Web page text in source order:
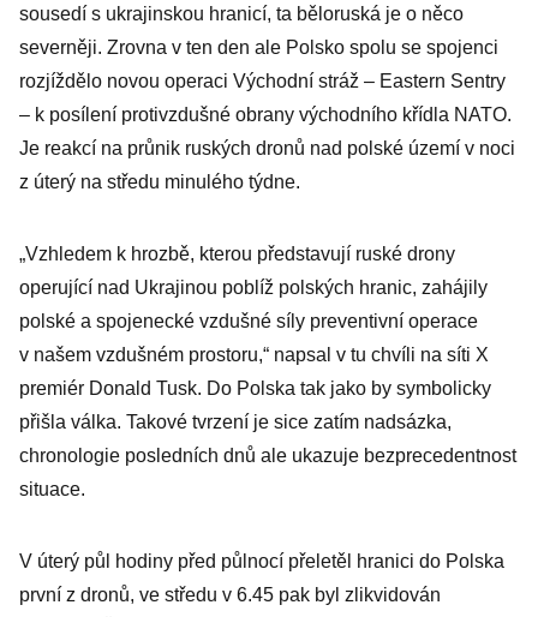
sousedí s ukrajinskou hranicí, ta běloruská je o něco
severněji. Zrovna v ten den ale Polsko spolu se spojenci
rozjíždělo novou operaci Východní stráž – Eastern Sentry
– k posílení protivzdušné obrany východního křídla NATO.
Je reakcí na průnik ruských dronů nad polské území v noci
z úterý na středu minulého týdne.
„Vzhledem k hrozbě, kterou představují ruské drony
operující nad Ukrajinou poblíž polských hranic, zahájily
polské a spojenecké vzdušné síly preventivní operace
v našem vzdušném prostoru,“ napsal v tu chvíli na síti X
premiér Donald Tusk. Do Polska tak jako by symbolicky
přišla válka. Takové tvrzení je sice zatím nadsázka,
chronologie posledních dnů ale ukazuje bezprecedentnost
situace.
V úterý půl hodiny před půlnocí přeletěl hranici do Polska
první z dronů, ve středu v 6.45 pak byl zlikvidován